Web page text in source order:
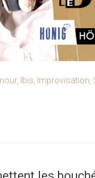
, Ibis Improvisation